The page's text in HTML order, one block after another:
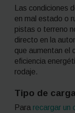
Las condiciones
en mal estado o
pistas o terreno
directo en la
que aumentan el
eficiencia
rodaje.
Tipo de
Para recargar un